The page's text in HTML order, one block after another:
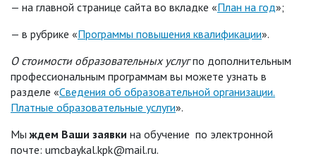
— на главной странице сайта во вкладке «План на год»;
— в рубрике «Программы повышения квалификации».
О стоимости образовательных услугпо дополнительным
профессиональным программам вы можете узнать в
разделе «Сведения об образовательной организации.
Платные образовательные услуги».
Мыждем Ваши заявки на обучение по электронной
почте: umcbaykal.kpk@mail.ru.